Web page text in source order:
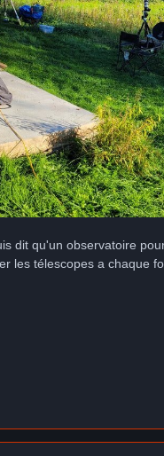
dit qu'un observatoire
les télescopes a chaque